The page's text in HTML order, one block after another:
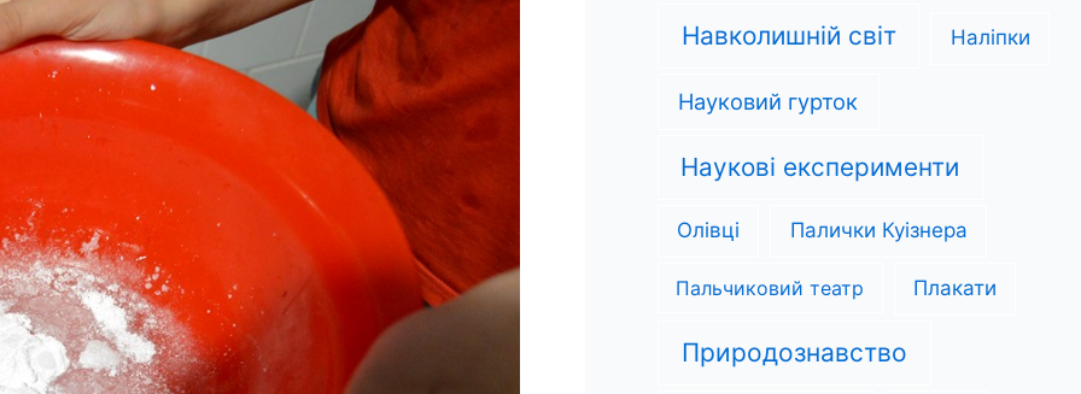
Навколишній світ Наліпки
Науковий гурток
Наукові експерименти
Олівці Палички Куізнера
Пальчиковий театр Плакати
Природознавство